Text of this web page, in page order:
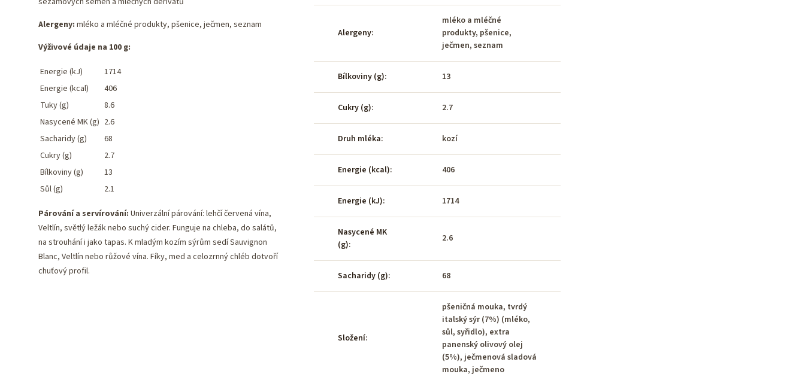
Alergeny: mléko a mléčné produkty, pšenice, ječmen, seznam
Výživové údaje na 100 g:
Energie (kJ)
1714
Energie (kcal)
406
Tuky (g)
8.6
Nasycené MK (g) 2.6
Sacharidy (g)
68
Cukry (g)
2.7
Bílkoviny (g)
13
Sůl (g)
2.1
Párování a servírování: Univerzální párování: lehčí červená vína,
Veltlín, světlý ležák nebo suchý cider. Funguje na chleba, do salátů,
na strouhání i jako tapas. K mladým kozím sýrům sedí Sauvignon
Blanc, Veltlín nebo růžové vína. Fíky, med a celozrnný chléb dotvoří
chuťový profil.
Alergeny:
mléko a mléčné
produkty, pšenice,
ječmen, seznam
Bílkoviny (g): 13
Cukry (g): 2.7
Druh mléka: kozí
Energie (kcal): 406
Energie (kJ): 1714
Nasycené MK
(g):
2.6
Sacharidy (g): 68
Složení:
pšeničná mouka, tvrdý
italský sýr (7%) (mléko,
sůl, syřidlo), extra
panenský olivový olej
(5%), ječmenová sladová
mouka, ječmeno